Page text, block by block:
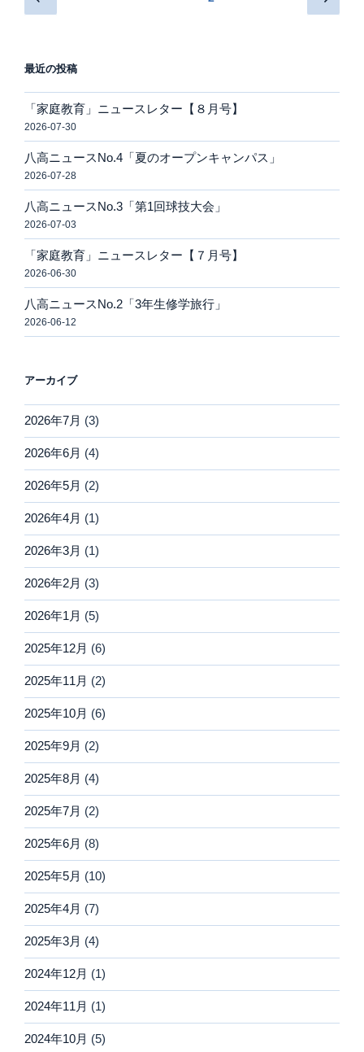
稿
ビ
ー
シ
ョ
ン
の
ジ
の
最近の投稿
「家庭教育」ニュースレター【８月号】
2026-07-30
八高ニュースNo.4「夏のオープンキャンパス」
2026-07-28
八高ニュースNo.3「第1回球技大会」
2026-07-03
「家庭教育」ニュースレター【７月号】
2026-06-30
八高ニュースNo.2「3年生修学旅行」
2026-06-12
アーカイブ
2026年7月 (3)
2026年6月 (4)
2026年5月 (2)
2026年4月 (1)
2026年3月 (1)
2026年2月 (3)
2026年1月 (5)
2025年12月 (6)
2025年11月 (2)
2025年10月 (6)
2025年9月 (2)
2025年8月 (4)
2025年7月 (2)
2025年6月 (8)
2025年5月 (10)
2025年4月 (7)
2025年3月 (4)
2024年12月 (1)
2024年11月 (1)
2024年10月 (5)